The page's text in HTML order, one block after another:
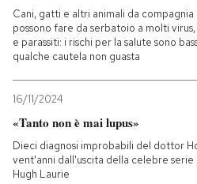
Cani, gatti e altri animali da compagnia
possono fare da serbatoio a molti
e parassiti: i rischi per la salute sono
qualche cautela non guasta
16/11/2024
«Tanto non è mai lupus»
Dieci diagnosi improbabili del dottor
vent'anni dall'uscita della celebre serie
Hugh Laurie